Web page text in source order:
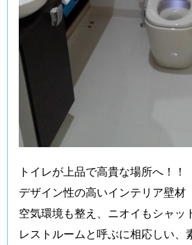
トイレが上品で高貴な場所へ！！
デザイン性の高いインテリア壁材
空気環境も整え、ニオイもシャッ
レストルームと呼ぶに相応しい、